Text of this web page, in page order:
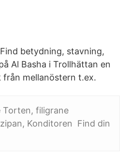
betydning, stavning,
Al Basha i Trollhättan en
mellanöstern t.ex.
Torten, filigrane
Konditoren Find din